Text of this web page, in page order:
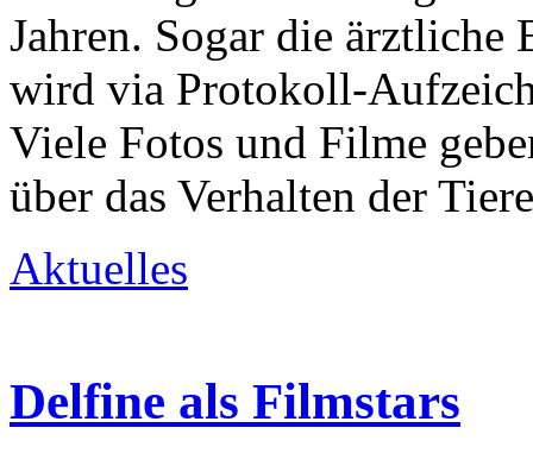
Jahren. Sogar die ärztliche
wird via Protokoll-
Viele Fotos und Filme
über das Verhalten der
Aktuelles
Delfine als Filmstars